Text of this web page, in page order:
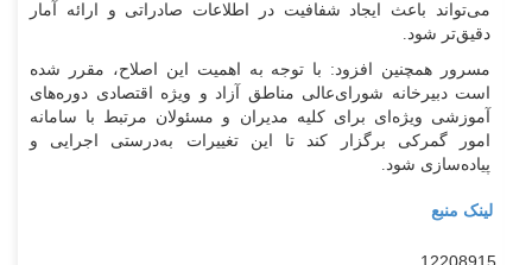
می‌تواند باعث ایجاد شفافیت در اطلاعات صادراتی و ارائه آمار
دقیق‌تر شود.
مسرور همچنین افزود: با توجه به اهمیت این اصلاح، مقرر شده
است دبیرخانه شورای‌عالی مناطق آزاد و ویژه اقتصادی دوره‌های
آموزشی ویژه‌ای برای کلیه مدیران و مسئولان مرتبط با سامانه
امور گمرکی برگزار کند تا این تغییرات به‌درستی اجرایی و
پیاده‌سازی شود.
لینک منبع
12208915